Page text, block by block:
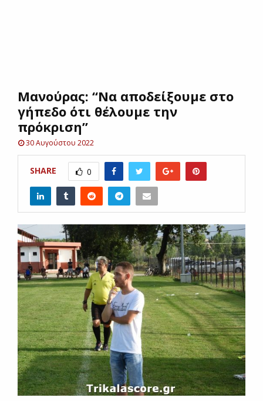
UΜανούρας: “Να αποδείξουμε στο
γήπεδο ότι θέλουμε την
πρόκριση”
30 Αυγούστου 2022
SHARE 0